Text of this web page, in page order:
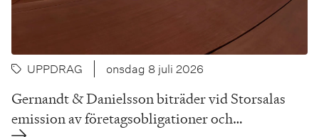
UPPDRAG onsdag 8 juli 2026
Gernandt & Danielsson biträder vid Storsalas
emission av företagsobligationer och…